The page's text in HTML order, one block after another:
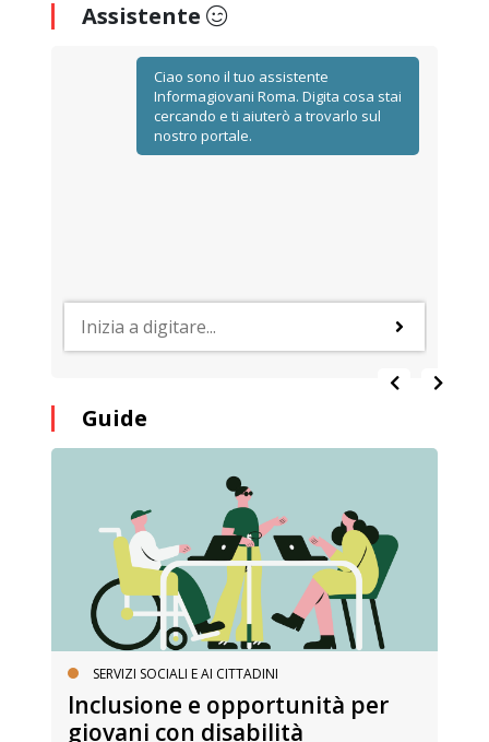
Assistente
Ciao sono il tuo assistente
Informagiovani Roma. Digita cosa stai
cercando e ti aiuterò a trovarlo sul
nostro portale.
Guide
SERVIZI SOCIALI E AI CITTADINI
Inclusione e opportunità per
giovani con disabilità